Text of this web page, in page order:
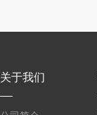
关于我们